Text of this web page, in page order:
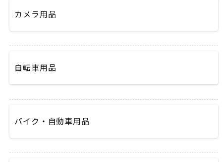
カメラ用品
自転車用品
バイク・自動車用品